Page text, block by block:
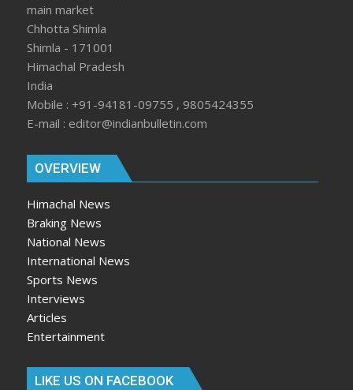
main market
Chhotta Shimla
Shimla - 171001
Himachal Pradesh
India
Mobile : +91-94181-09755 , 9805424355
E-mail : editor@indianbulletin.com
OVERVIEW
Himachal News
Braking News
National News
International News
Sports News
Interviews
Articles
Entertainment
LIKE US ON FACEBOOK